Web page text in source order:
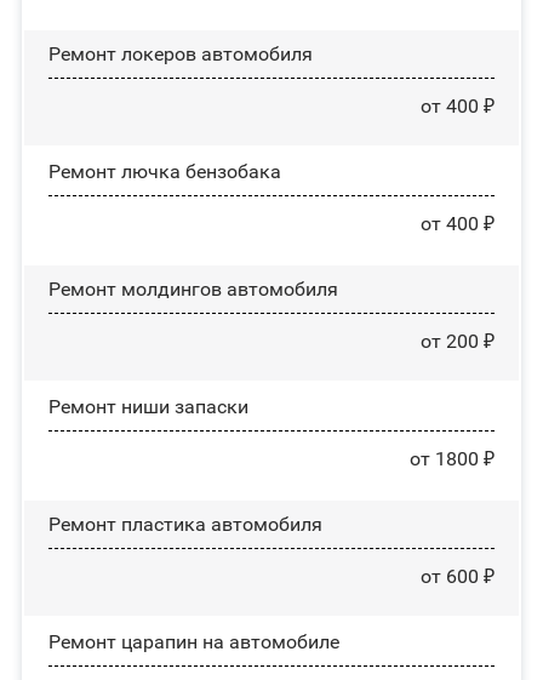
Ремонт лoĸepoв автомобиля
от 400 ₽
Ремонт лючка бензобака
от 400 ₽
Ремонт молдингов автомобиля
от 200 ₽
Ремонт ниши запаски
от 1800 ₽
Ремонт пластика автомобиля
от 600 ₽
Ремонт царапин на автомобиле